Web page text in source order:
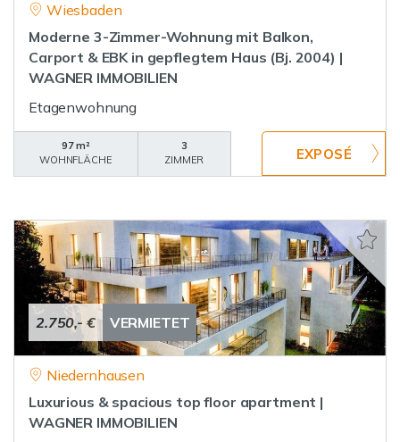
Wiesbaden
Moderne 3-Zimmer-Wohnung mit Balkon,
Carport & EBK in gepflegtem Haus (Bj. 2004) |
WAGNER IMMOBILIEN
Etagenwohnung
97 m²
WOHNFLÄCHE
3
ZIMMER
2.750,- € VERMIETET
Niedernhausen
Luxurious & spacious top floor apartment |
WAGNER IMMOBILIEN